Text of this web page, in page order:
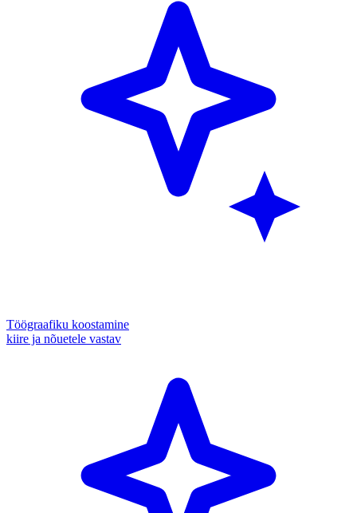
Töögraafiku koostamine
kiire ja nõuetele vastav